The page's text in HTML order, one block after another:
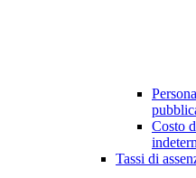
Costo
Tassi di